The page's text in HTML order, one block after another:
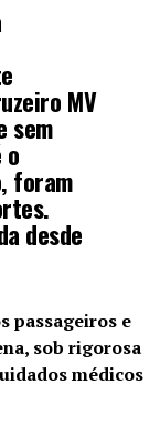
MV
sem
o
foram
desde
passageiros e
sob rigorosa
médicos